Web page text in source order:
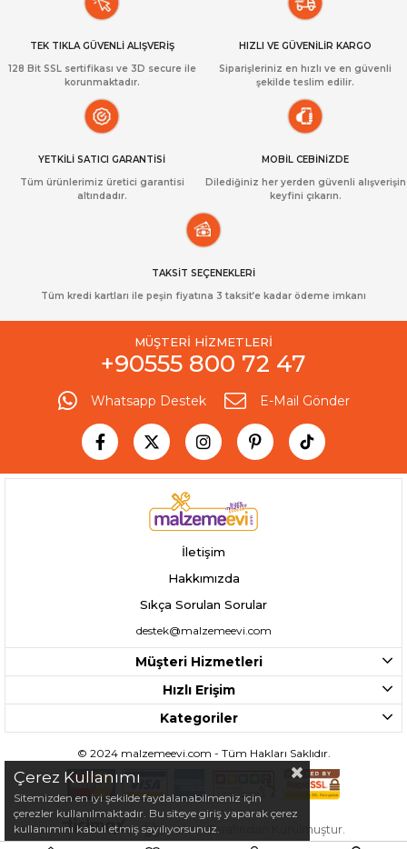
TEK TIKLA GÜVENLİ ALIŞVERİŞ
128 Bit SSL sertifikası ve 3D secure ile
korunmaktadır.
HIZLI VE GÜVENİLİR KARGO
Siparişleriniz en hızlı ve en güvenli
şekilde teslim edilir.
YETKİLİ SATICI GARANTİSİ
Tüm ürünlerimiz üretici garantisi
altındadır.
MOBİL CEBİNİZDE
Dilediğiniz her yerden güvenli alışverişin
keyfini çıkarın.
TAKSİT SEÇENEKLERİ
Tüm kredi kartları ile peşin fiyatına 3 taksit’e kadar ödeme imkanı
MÜŞTERİ HİZMETLERİ
+90555 800 72 47
Whatsapp Destek E-Mail Gönder
İletişim
Hakkımızda
Sıkça Sorulan Sorular
destek@malzemeevi.com
Müşteri Hizmetleri
Hızlı Erişim
Kategoriler
©️ 2024 malzemeevi.com - Tüm Hakları Saklıdır.
Tarafından Kurulmuştur.
Çerez Kullanımı
Sitemizden en iyi şekilde faydalanabilmeniz için
çerezler kullanılmaktadır. Bu siteye giriş yaparak çerez
kullanımını kabul etmiş sayılıyorsunuz.